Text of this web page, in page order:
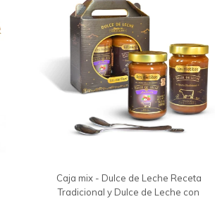
Caja mix - Dulce de Leche Receta
Tradicional y Dulce de Leche con